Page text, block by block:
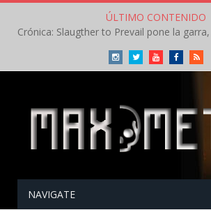
ÚLTIMO CONTENIDO
InstagramTwitterYoutubeFacebookRSS
NAVIGATE